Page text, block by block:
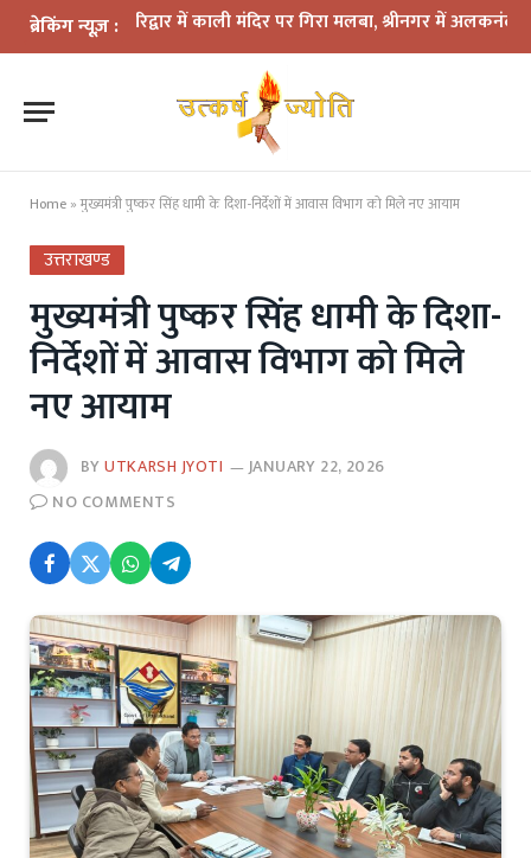
ब्रेकिंग न्यूज़ :
कहर: हरिद्वार में काली मंदिर पर गिरा मलबा, श्रीनगर में अलकनंदा का
Home »मुख्यमंत्री पुष्कर सिंह धामी के दिशा-निर्देशों में आवास विभाग को मिले नए आयाम
उत्तराखण्ड
मुख्यमंत्री पुष्कर सिंह धामी के दिशा-
निर्देशों में आवास विभाग को मिले
नए आयाम
BYUTKARSH JYOTI
JANUARY 22, 2026
NO COMMENTS